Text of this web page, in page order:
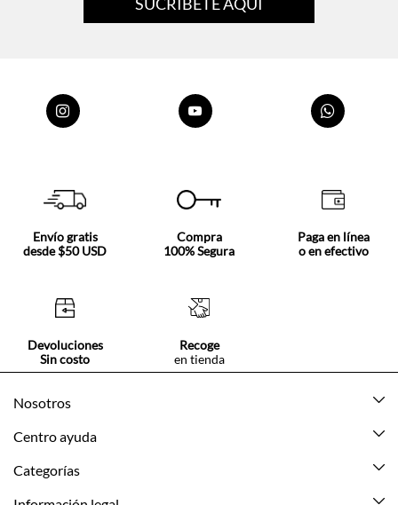
Envío gratis
desde $50 USD
Compra
100% Segura
Paga en línea
o en efectivo
Devoluciones
Sin costo
Recoge
en tienda
Nosotros
Acerca de Tennis
Centro ayuda
Mis pedidos
Categorías
Nuevo